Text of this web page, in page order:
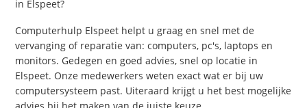
in Elspeet?
Computerhulp Elspeet helpt u graag en snel met de
vervanging of reparatie van: computers, pc's, laptops en
monitors. Gedegen en goed advies, snel op locatie in
Elspeet. Onze medewerkers weten exact wat er bij uw
computersysteem past. Uiteraard krijgt u het best mogelijke